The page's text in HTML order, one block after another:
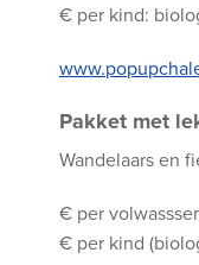
€ per kind:
Pakket met
Wandelaars en
€ per
€ per kind